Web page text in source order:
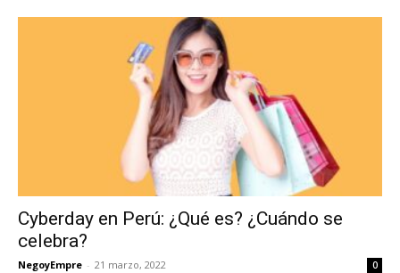
Cyberday en Perú: ¿Qué es? ¿Cuándo se
celebra?
NegoyEmpre - 21 marzo, 2022 0